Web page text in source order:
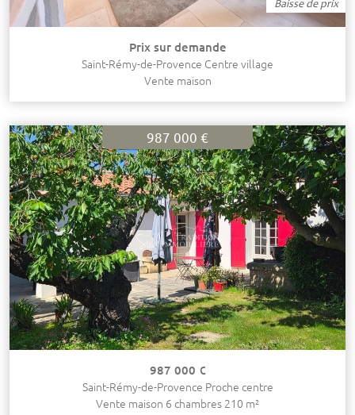
Baisse de prix
Prix sur demande
Saint-Rémy-de-Provence Centre village
Vente maison
987 000 €
987 000 €
Saint-Rémy-de-Provence Proche centre
Vente maison 6 chambres 210 m²